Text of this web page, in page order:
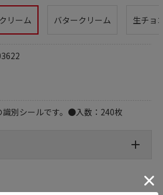
リーム バタークリーム 生チョ
識別シールです。●入数：240枚